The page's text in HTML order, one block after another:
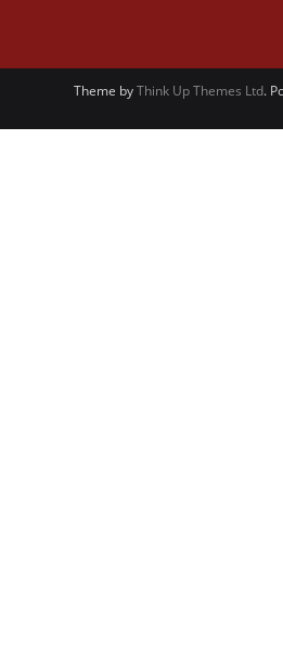
Theme byThink Up Themes Ltd.